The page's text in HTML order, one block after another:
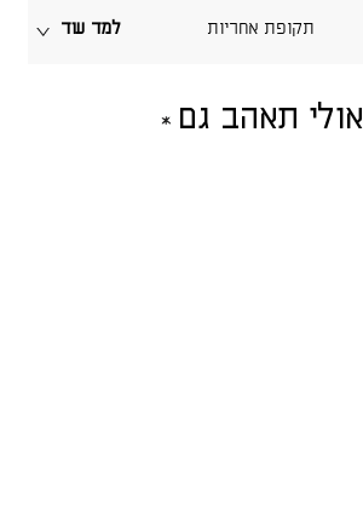
תקופת אחריות למד עוד
אולי תאהב גם